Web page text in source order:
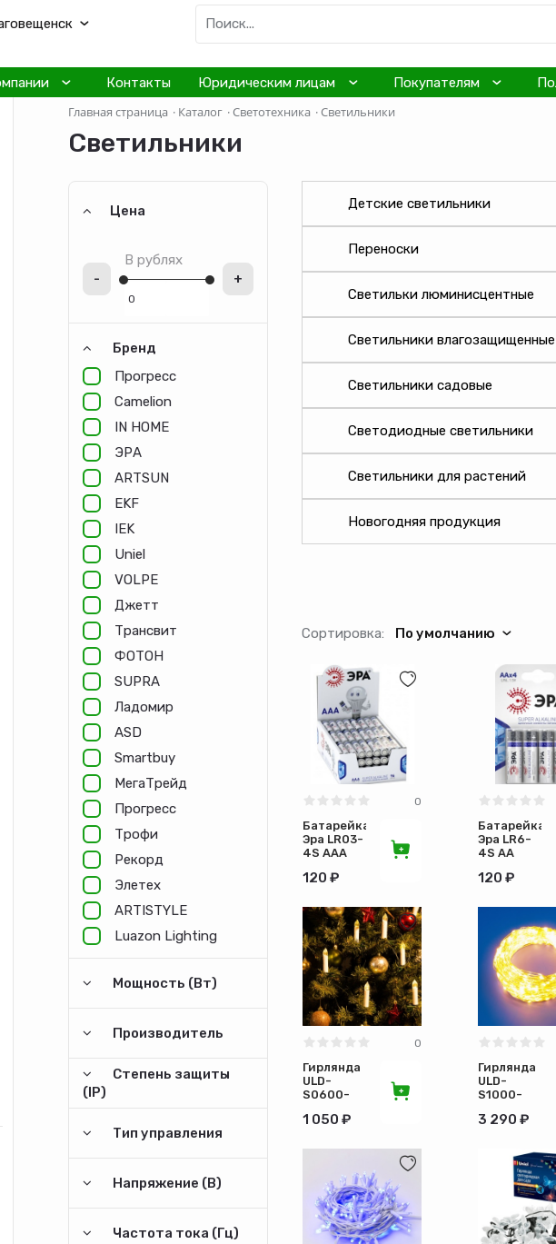
Контакты Юридическим лицам Покупателям
Главная страница · Каталог ·Светотехника ·Светильники
Светильники
Цена
-
В рублях
+
Бренд
Прогресс
Camelion
IN HOME
ЭРА
ARTSUN
EKF
IEK
Uniel
VOLPE
Джетт
Трансвит
ФОТОН
SUPRA
Ладомир
ASD
Smartbuy
МегаТрейд
Прогресс
Трофи
Рекорд
Элетех
ARTISTYLE
Luazon Lighting
Мощность (Вт)
Производитель
Степень защиты
(IP)
Тип управления
Напряжение (В)
Частота тока (Гц)
Детские светильники
Переноски
Светильки люминисцентные
Светильники влагозащищенные
Светильники садовые
Светодиодные светильники
Светильники для растений
Новогодняя продукция
Сортировка: По умолчанию
0
Батарейка
Эра LR03-
4S ААА
4штуки
120 ₽
Батарейка
Эра LR6-
4S АА
4штуки
120 ₽
0
Гирлянда
ULD-
S0600-
WARM
CANDLES
1 050 ₽
Гирлянда
ULD-
S1000-
WARM
Роса 100м
пульт
3 290 ₽